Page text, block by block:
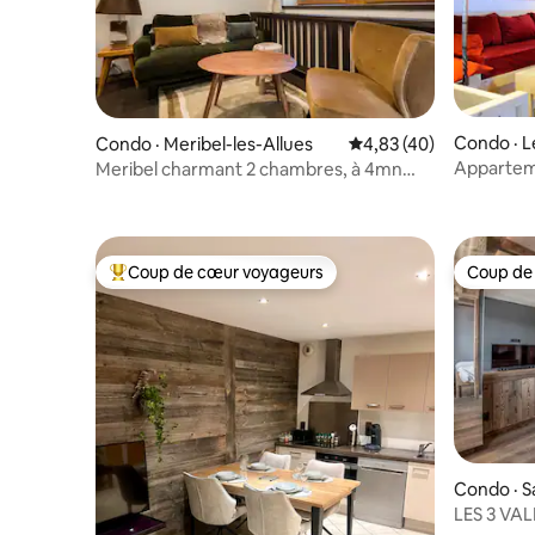
Condo · Meribel-les-Allues Note moyenne de
4,83 (40)
Meribel charmant 2 chambres, à 4mn
Condo ·
Coup de cœur voyageurs parmi les plus aimés
Coup de cœur voyageurs Coup
Coup
Condo ·
LES 3